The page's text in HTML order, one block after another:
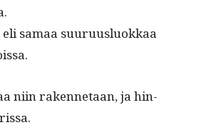
eli samaa suu­ru­us­lu­okkaa
niin raken­netaan, ja hin­